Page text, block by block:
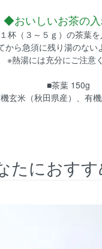
◆おいしいお茶の
杯（３～５ｇ）の茶葉
から急須に残り湯のない
※熱湯には充分にご注意
■茶葉 150g
玄米（秋田県産）、有機
たにおす